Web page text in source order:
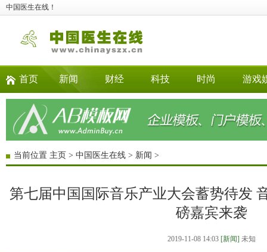
中国医生在线！
首页 新闻 财经 科技 时尚 游戏
当前位置 主页 > 中国医生在线 > 新闻 >
第七届中国国际音乐产业大会蓄势待发
磅嘉宾来袭
2019-11-08 14:03 [新闻] 未知